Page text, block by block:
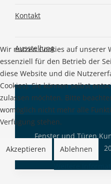
Kontakt
Ausstellung
Fenster und Türen
Wir nutzen Cookies auf unserer
essenziell für den Betrieb der
diese Website und die
Cookies). Sie können selbst
zulassen möchten. Bitte
womöglich nicht mehr alle
Verfügung stehen.
Akzeptieren
Ablehnen